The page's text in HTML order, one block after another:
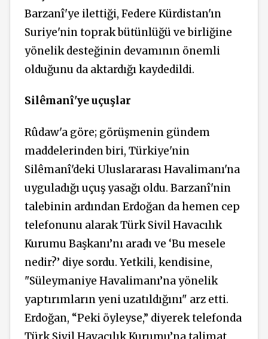
Barzanî'ye ilettiği, Federe Kürdistan'ın
Suriye'nin toprak bütünlüğü ve birliğine
yönelik desteğinin devamının önemli
olduğunu da aktardığı kaydedildi.
Silêmanî'ye uçuşlar
Rûdaw'a göre; görüşmenin gündem
maddelerinden biri, Türkiye'nin
Silêmanî'deki Uluslararası Havalimanı'na
uyguladığı uçuş yasağı oldu. Barzanî'nin
talebinin ardından Erdoğan da hemen cep
telefonunu alarak Türk Sivil Havacılık
Kurumu Başkanı’nı aradı ve ‘Bu mesele
nedir?’ diye sordu. Yetkili, kendisine,
"Süleymaniye Havalimanı’na yönelik
yaptırımların yeni uzatıldığını" arz etti.
Erdoğan, “Peki öyleyse,” diyerek telefonda